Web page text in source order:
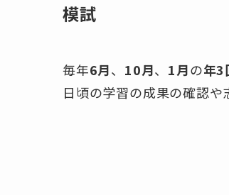
模試
毎年6月、 10月、 1月の年3
日頃の学習の成果の確認や